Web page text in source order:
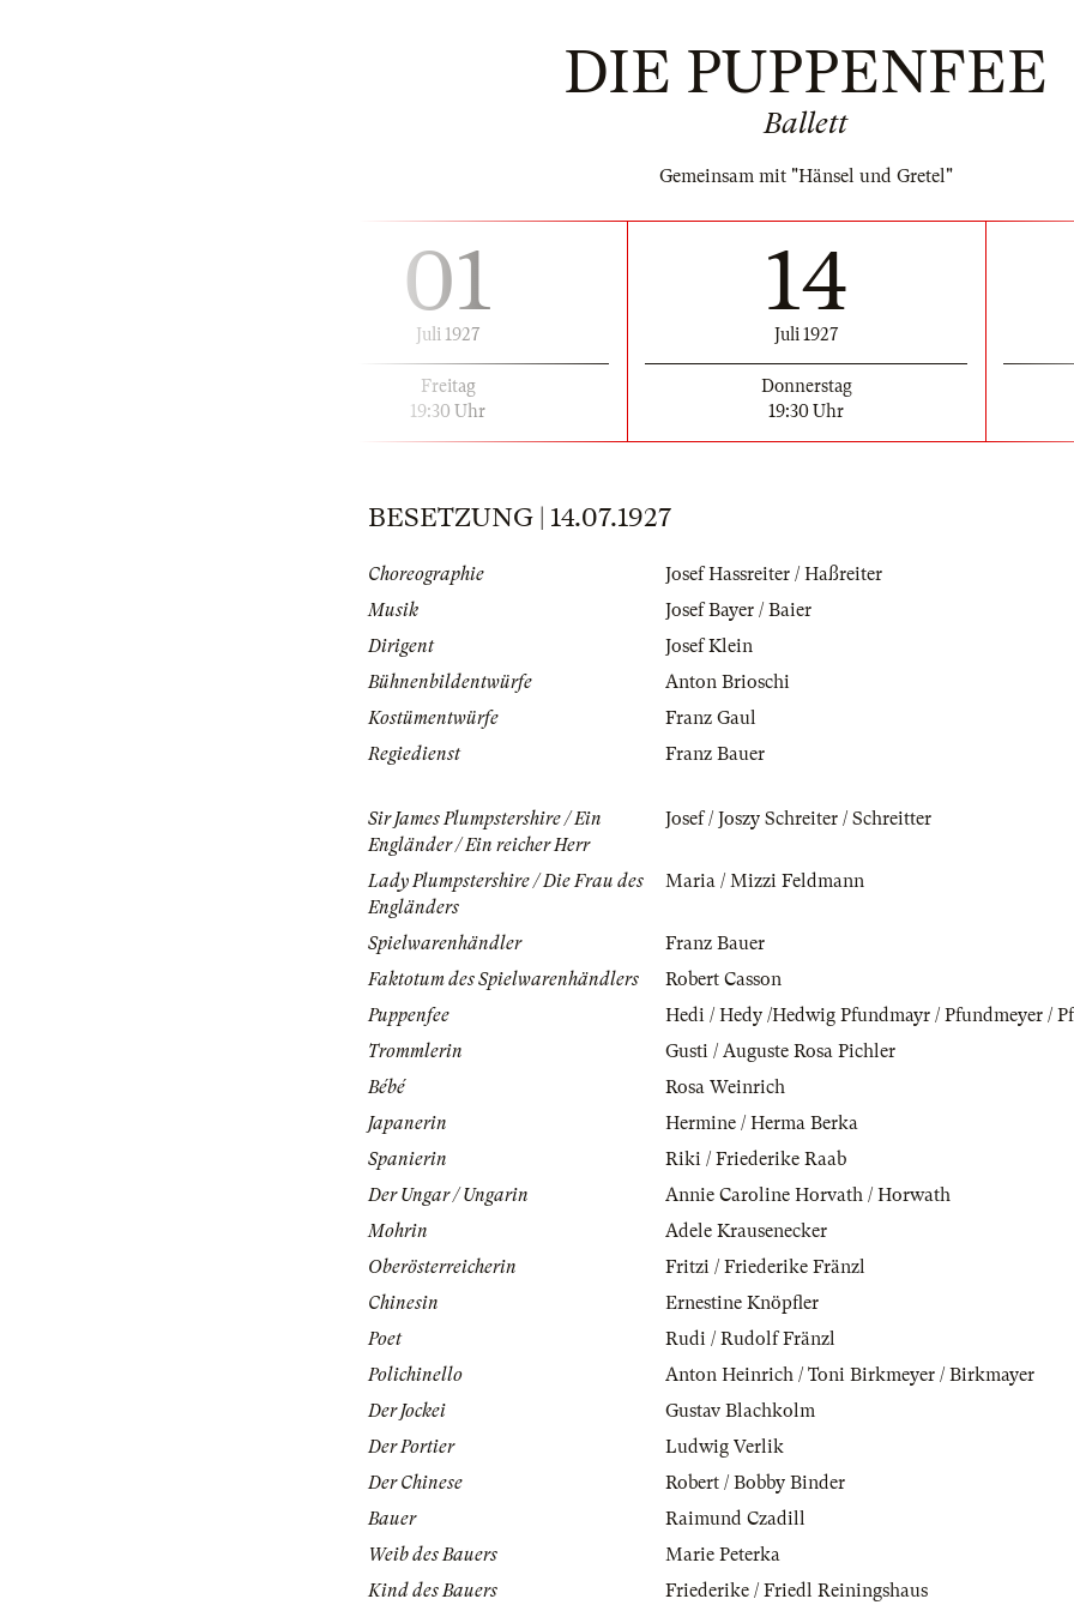
DIE PUPPENFEE
Ballett
Gemeinsam mit "Hänsel und Gretel"
01
Juli 1927
Freitag
19:30 Uhr
14
Juli 1927
Donnerstag
19:30 Uhr
BESETZUNG | 14.07.1927
Choreographie
Josef Hassreiter / Haßreiter
Musik
Josef Bayer / Baier
Dirigent
Josef Klein
Bühnenbildentwürfe
Anton Brioschi
Kostümentwürfe
Franz Gaul
Regiedienst
Franz Bauer
Sir James Plumpstershire / Ein
Engländer / Ein reicher Herr
Josef / Joszy Schreiter / Schreitter
Lady Plumpstershire / Die Frau des
Engländers
Maria / Mizzi Feldmann
Spielwarenhändler
Franz Bauer
Faktotum des Spielwarenhändlers
Robert Casson
Puppenfee
Hedi / Hedy /Hedwig Pfundmayr / Pfundmeyer /
Trommlerin
Gusti / Auguste Rosa Pichler
Bébé
Rosa Weinrich
Japanerin
Hermine / Herma Berka
Spanierin
Riki / Friederike Raab
Der Ungar / Ungarin
Annie Caroline Horvath / Horwath
Mohrin
Adele Krausenecker
Oberösterreicherin
Fritzi / Friederike Fränzl
Chinesin
Ernestine Knöpfler
Poet
Rudi / Rudolf Fränzl
Polichinello
Anton Heinrich / Toni Birkmeyer / Birkmayer
Der Jockei
Gustav Blachkolm
Der Portier
Ludwig Verlik
Der Chinese
Robert / Bobby Binder
Bauer
Raimund Czadill
Weib des Bauers
Marie Peterka
Kind des Bauers
Friederike / Friedl Reiningshaus